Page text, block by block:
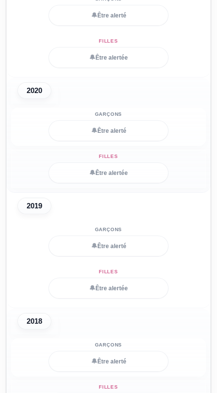
🔔 Être alerté
🔔 Être alertée
2020
🔔 Être alerté
🔔 Être alertée
2019
🔔 Être alerté
🔔 Être alertée
2018
🔔 Être alerté